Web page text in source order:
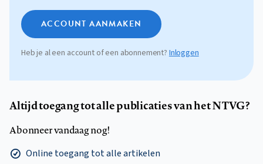
ACCOUNT AANMAKEN
Heb je al een account of een abonnement?Inloggen
Altijd toegang tot alle publicaties van het NTVG?
Abonneer vandaag nog!
Online toegang tot alle artikelen